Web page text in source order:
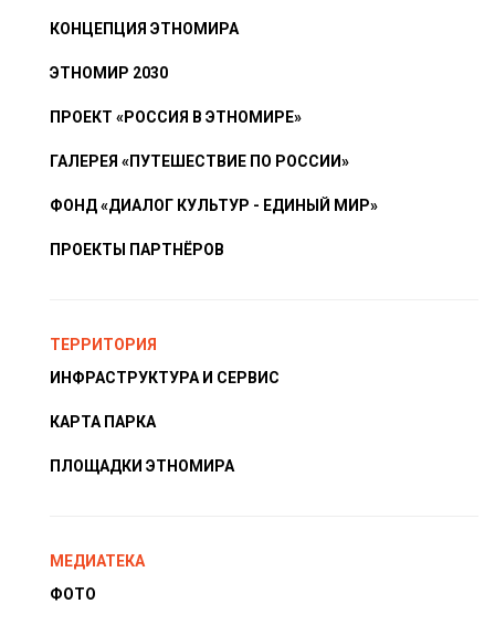
КОНЦЕПЦИЯ ЭТНОМИРА
ЭТНОМИР 2030
ПРОЕКТ «РОССИЯ В ЭТНОМИРЕ»
ГАЛЕРЕЯ «ПУТЕШЕСТВИЕ ПО РОССИИ»
ФОНД «ДИАЛОГ КУЛЬТУР - ЕДИНЫЙ МИР»
ПРОЕКТЫ ПАРТНЁРОВ
ТЕРРИТОРИЯ
ИНФРАСТРУКТУРА И СЕРВИС
КАРТА ПАРКА
ПЛОЩАДКИ ЭТНОМИРА
МЕДИАТЕКА
ФОТО